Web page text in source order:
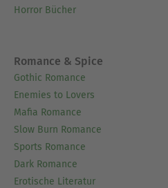
Horror Bücher
Romance & Spice
Gothic Romance
Enemies to Lovers
Mafia Romance
Slow Burn Romance
Sports Romance
Dark Romance
Erotische Literatur